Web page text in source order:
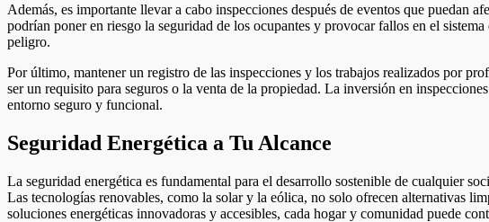
Además, es importante llevar a cabo inspecciones después de eventos que puedan
podrían poner en riesgo la seguridad de los ocupantes y provocar fallos en el
peligro.
Por último, mantener un registro de las inspecciones y los trabajos realizados por
ser un requisito para seguros o la venta de la propiedad. La inversión en
entorno seguro y funcional.
Seguridad Energética a Tu Alcance
La seguridad energética es fundamental para el desarrollo sostenible de cualquier
Las tecnologías renovables, como la solar y la eólica, no solo ofrecen alternativas
soluciones energéticas innovadoras y accesibles, cada hogar y comunidad puede